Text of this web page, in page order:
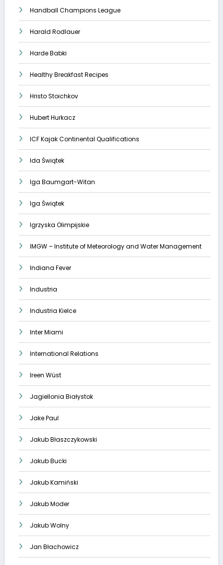
Handball Champions League
Harald Rodlauer
Harde Babki
Healthy Breakfast Recipes
Hristo Stoichkov
Hubert Hurkacz
ICF Kajak Continental Qualifications
Ida Świątek
Iga Baumgart-Witan
Iga Świątek
Igrzyska Olimpijskie
IMGW – Institute of Meteorology and Water Management
Indiana Fever
Industria
Industria Kielce
Inter Miami
International Relations
Ireen Wüst
Jagiellonia Białystok
Jake Paul
Jakub Błaszczykowski
Jakub Bucki
Jakub Kamiński
Jakub Moder
Jakub Wolny
Jan Błachowicz